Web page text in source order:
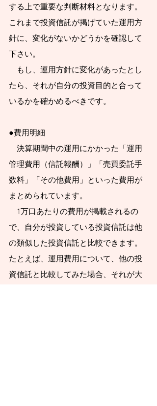
続く長くて真っすぐ
な道が見えてくるこ
とを期待します。人
口減社会の資産形成
のためのスタートブ
す。
する上で重要な判断材料となります。
これまで投資信託が掲げていた運用方
針に、変化がないかどうかを確認して
下さい。
もし、運用方針に変化があったとし
たら、それが自分の投資目的と合って
いるかを確かめるべきです。
●費用明細
決算期間中の運用にかかった「運用
管理費用（信託報酬）」「売買委託手
数料」「その他費用」といった費用が
まとめられています。
1万口あたりの費用が掲載されるの
で、自分が投資している投資信託は他
の類似した投資信託と比較できます。
たとえば、運用費用について、他の投
資信託と比較してみた場合、それが大